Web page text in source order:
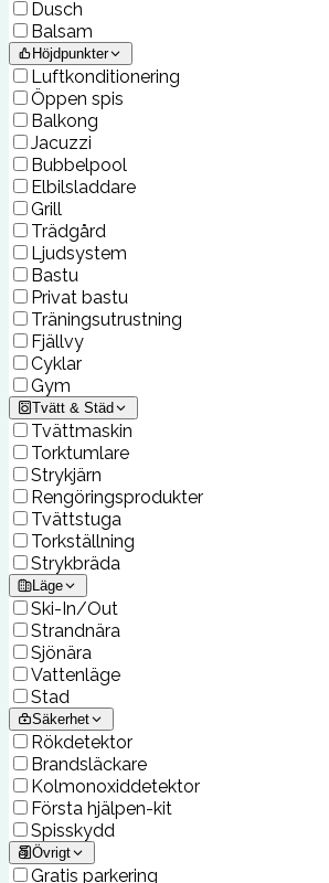
Dusch
Balsam
Höjdpunkter
Luftkonditionering
Öppen spis
Balkong
Jacuzzi
Bubbelpool
Elbilsladdare
Grill
Trädgård
Ljudsystem
Bastu
Privat bastu
Träningsutrustning
Fjällvy
Cyklar
Gym
Tvätt & Städ
Tvättmaskin
Torktumlare
Strykjärn
Rengöringsprodukter
Tvättstuga
Torkställning
Strykbräda
Läge
Ski-In/Out
Strandnära
Sjönära
Vattenläge
Stad
Säkerhet
Rökdetektor
Brandsläckare
Kolmonoxiddetektor
Första hjälpen-kit
Spisskydd
Övrigt
Gratis parkering